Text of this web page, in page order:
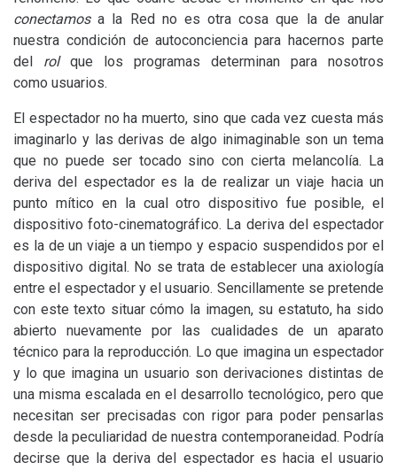
conectamos a la Red no es otra cosa que la de anular
nuestra condición de autoconciencia para hacernos parte
del rol
que los programas determinan para nosotros
como usuarios.
El espectador no ha muerto, sino que cada vez cuesta más
imaginarlo y las derivas de algo inimaginable son un tema
que no puede ser tocado sino con cierta melancolía. La
deriva del espectador es la de realizar un viaje hacia un
punto mítico en la cual otro dispositivo fue posible, el
dispositivo foto-cinematográfico. La deriva del espectador
es la de un viaje a un tiempo y espacio suspendidos por el
dispositivo digital. No se trata de establecer una axiología
entre el espectador y el usuario. Sencillamente se pretende
con este texto situar cómo la imagen, su estatuto, ha sido
abierto nuevamente por las cualidades de un aparato
técnico para la reproducción. Lo que imagina un espectador
y lo que imagina un usuario son derivaciones distintas de
una misma escalada en el desarrollo tecnológico, pero que
necesitan ser precisadas con rigor para poder pensarlas
desde la peculiaridad de nuestra contemporaneidad. Podría
decirse que la deriva del espectador es hacia el usuario